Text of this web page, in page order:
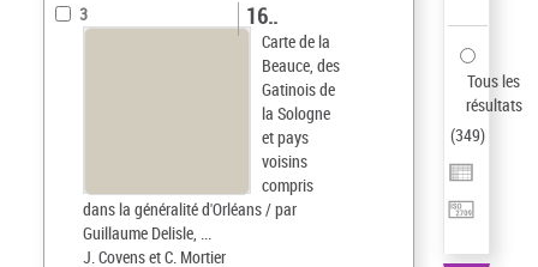
3
Carte de la
Beauce, des
Gatinois de
la Sologne
et pays
voisins
compris
dans la généralité d'Orléans / par
Guillaume Delisle, ...
J. Covens et C. Mortier
16..
Tous les
résultats
(349)